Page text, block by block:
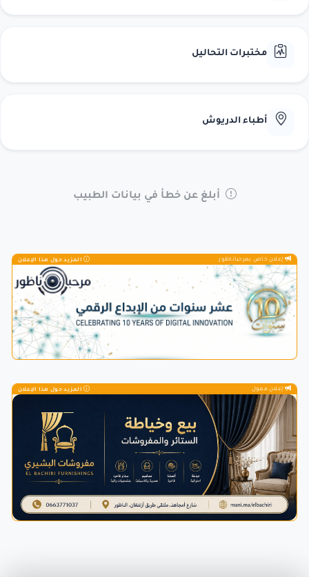
مختبرات التحاليل
أطباء الدريوش
أبلغ عن خطأ في بيانات الطبيب
إعلان خاص بمرحباناظور المزيد حول هذا الإعلان
إعلان ممول المزيد حول هذا الإعلان